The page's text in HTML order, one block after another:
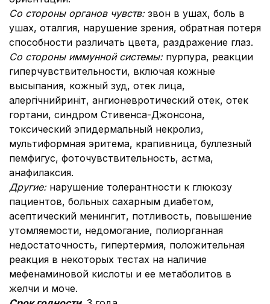
Со стороны органов чувств: звон в ушах, боль в
ушах, оталгия, нарушение зрения, обратная потеря
способности различать цвета, раздражение глаз.
Со стороны иммунной системы: пурпура, реакции
гиперчувствительности, включая кожные
высыпания, кожный зуд, отек лица,
алергічнийриніт, ангионевротический отек, отек
гортани, синдром Стивенса-Джонсона,
токсический эпидермальный некролиз,
мультиформная эритема, крапивница, буллезный
пемфигус, фоточувствительность, астма,
анафилаксия.
Другие: нарушение толерантности к глюкозу
пациентов, больных сахарным диабетом,
асептический менингит, потливость, повышение
утомляемости, недомогание, полиорганная
недостаточность, гипертермия, положительная
реакция в некоторых тестах на наличие
мефенаминовой кислоты и ее метаболитов в
желчи и моче.